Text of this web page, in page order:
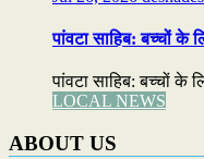
पांवटा साहिब: बच्चों के
पांवटा साहिब: बच्चों के
LOCAL NEWS
ABOUT US